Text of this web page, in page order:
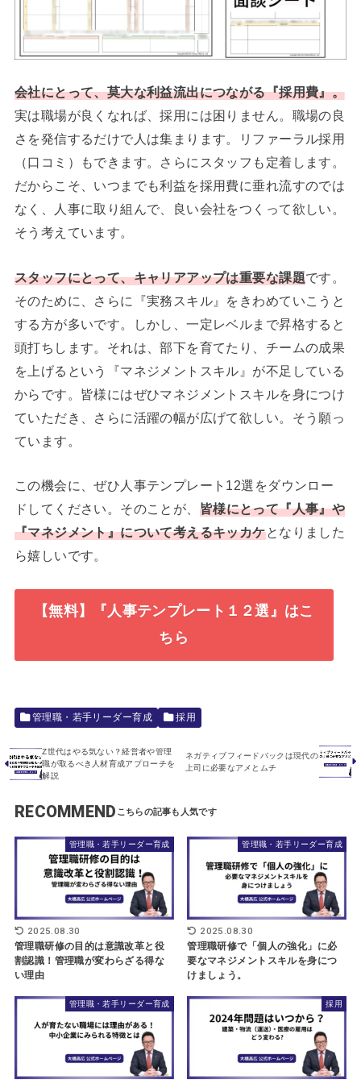
会社にとって、莫大な利益流出につながる『採用費』。
実は職場が良くなれば、採用には困りません。職場の良
さを発信するだけで人は集まります。リファーラル採用
（口コミ）もできます。さらにスタッフも定着します。
だからこそ、いつまでも利益を採用費に垂れ流すのでは
なく、人事に取り組んで、良い会社をつくって欲しい。
そう考えています。
スタッフにとって、キャリアアップは重要な課題です。
そのために、さらに『実務スキル』をきわめていこうと
する方が多いです。しかし、一定レベルまで昇格すると
頭打ちします。それは、部下を育てたり、チームの成果
を上げるという『マネジメントスキル』が不足している
からです。皆様にはぜひマネジメントスキルを身につけ
ていただき、さらに活躍の幅が広げて欲しい。そう願っ
ています。
この機会に、ぜひ人事テンプレート12選をダウンロー
ドしてください。そのことが、 皆様にとって『人事』や
『マネジメント』について考えるキッカケとなりました
ら嬉しいです。
【無料】『人事テンプレート１２選』はこ
ちら
管理職・若手リーダー育成 採用
Z世代はやる気ない？経営者や管理
職が取るべき人材育成アプローチを
解説
ネガティブフィードバックは現代の
上司に必要なアメとムチ
RECOMMEND
管理職・若手リーダー育成
2025.08.30
管理職研修の目的は意識改革と役
割認識！管理職が変わらざる得な
い理由
管理職・若手リーダー育成
2025.08.30
管理職研修で「個人の強化」に必
要なマネジメントスキルを身につ
けましょう。
管理職・若手リーダー育成 採用